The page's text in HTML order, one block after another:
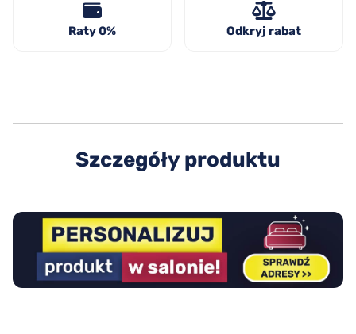
Raty 0% Odkryj rabat
Szczegóły produktu